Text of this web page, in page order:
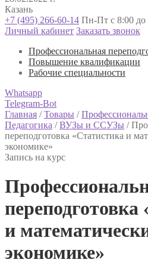
Казань
+7 (495) 266-60-14 Пн-Пт с 8:00 до
Личный кабинет Заказать звонок
Профессиональная
Повышение квалификации
Рабочие специальности
Whatsapp
Telegram-Bot
Главная /Товары /
Педагогика /ВУЗы и ССУЗы /
переподготовка «Статистика и
экономике»
Запись на курс
переподготовка
и
экономике»